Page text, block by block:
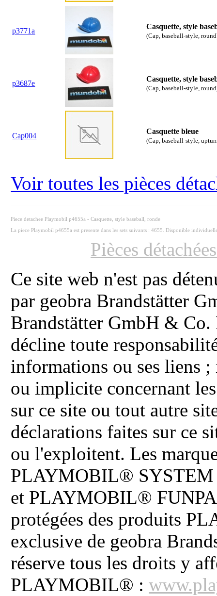
p3771a
Casquette, style
(Cap, baseball-style,
p3687e
Casquette, style
(Cap, baseball-style,
Cap004
Casquette bleue
(Cap, baseball-style,
Voir toutes les pièces
Piece detachee Playmobil p4655a - Casquette, style baseball, ronde
La piece Playmobil p4655a est presente dans les sets suivants : 4655. Disponible
Pièces
Ce site web n'est pas
par geobra Brandstätter
Brandstätter GmbH & Co.
décline toute
informations ou ses liens ;
ou implicite concernant
sur ce site ou tout autre
déclarations faites sur ce
ou l'exploitent. Les
PLAYMOBIL®
et PLAYMOBIL®
protégées des produits
exclusive de geobra
réserve tous les droits y
PLAYMOBIL® :